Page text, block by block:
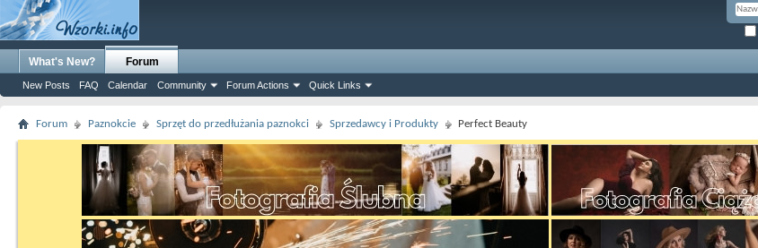
What's New? Forum
New Posts FAQ Calendar Community Forum Actions Quick Links
Forum Paznokcie Sprzęt do przedłużania paznokci Sprzedawcy i Produkty Perfect Beauty